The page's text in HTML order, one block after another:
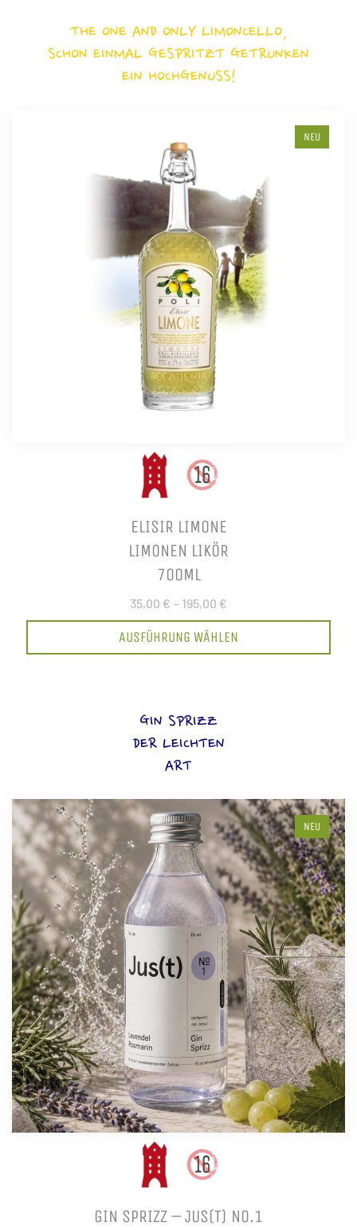
THE ONE AND ONLY LIMONCELLO,
SCHON EINMAL GESPRITZT GETRUNKEN
EIN HOCHGENUSS!
NEU
ELISIR LIMONE
LIMONEN LIKÖR
700ML
35,00 € – 195,00 €
AUSFÜHRUNG WÄHLEN
GIN SPRIZZ
DER LEICHTEN
ART
NEU
GIN SPRIZZ – JUS(T) NO.1